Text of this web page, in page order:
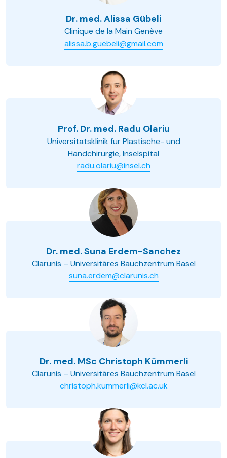
Dr. med. Alissa Gübeli
Clinique de la Main Genève
alissa.b.guebeli@gmail.com
Prof. Dr. med. Radu Olariu
Universitätsklinik für Plastische- und
Handchirurgie, Inselspital
radu.olariu@insel.ch
Dr. med. Suna Erdem-Sanchez
Clarunis – Universitäres Bauchzentrum Basel
suna.erdem@clarunis.ch
Dr. med. MSc Christoph Kümmerli
Clarunis – Universitäres Bauchzentrum Basel
christoph.kummerli@kcl.ac.uk